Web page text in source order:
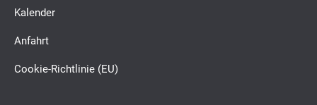
Kalender
Anfahrt
Cookie-Richtlinie (EU)